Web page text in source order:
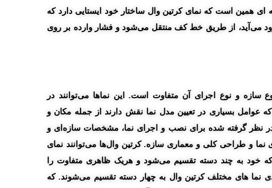
ای همین است که نمای کرتین وال ساختار خود ایستایی دارد که
می‌آید، از طریق خط کف منتقل می‌شود و فشار وارده بر روی
سازه و نوع اجرای آن متفاوت است. این نماها می‌توانند در
عوامل بسیاری در تعیین مدل نما نقش دارند از جمله مکان و
در نظر گرفته شده برای نصب و اجرای نما، مشخصات سازه‌ای و
نما و طراحی کلی و معماری سازه. کرتین وال‌ها می‌توانند نمای
خود به چند دسته تقسیم می‌شود و هریک ظاهری متفاوت را
نما های مختلف کرتین وال به چهار دسته تقسیم می‌شوند. که